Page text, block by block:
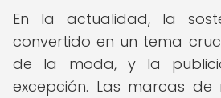
En la actualidad, la
convertido en un tema
de la moda, y la
excepción. Las marcas de